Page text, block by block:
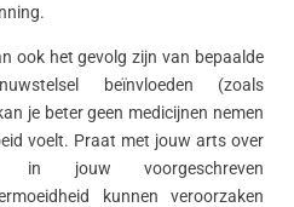
ook het gevolg zijn van bepaalde
beïnvloeden (zoals
je beter geen medicijnen nemen
voelt. Praat met jouw arts over
in jouw voorgeschreven
kunnen veroorzaken